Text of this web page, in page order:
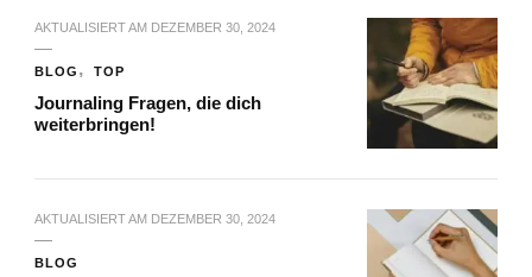
AKTUALISIERT AM DEZEMBER 30, 2024
BLOG TOP
Journaling Fragen, die dich
weiterbringen!
AKTUALISIERT AM DEZEMBER 30, 2024
BLOG